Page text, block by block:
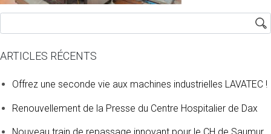
ARTICLES RÉCENTS
Offrez une seconde vie aux machines industrielles LAVATEC !
Renouvellement de la Presse du Centre Hospitalier de Dax